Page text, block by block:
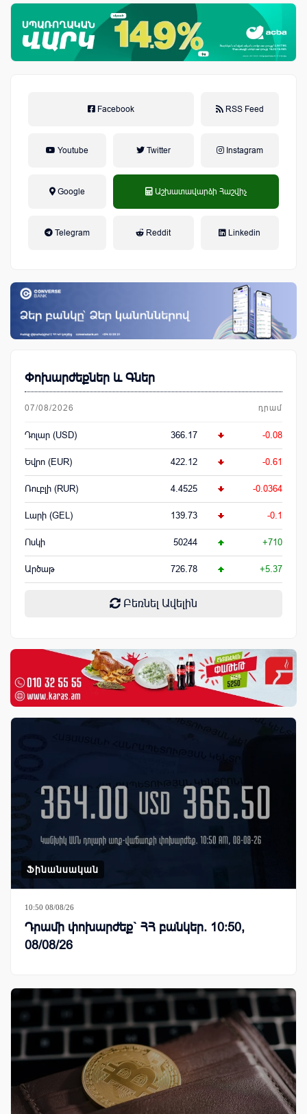
Facebook RSS Feed
Youtube Twitter Instagram
Google Աշխատավարձի Հաշվիչ
Telegram Reddit Linkedin
Փոխարժեքներ և Գներ
07/08/2026 դրամ
Դոլար (USD) 366.17 -0.08
Եվրո (EUR) 422.12 -0.61
Ռուբլի (RUR) 4.4525 -0.0364
Լարի (GEL) 139.73 -0.1
Ոսկի 50244 +710
Արծաթ 726.78 +5.37
Բեռնել Ավելին
Ֆինանսական
10:50 08/08/26
Դրամի փոխարժեք` ՀՀ բանկեր. 10:50,
08/08/26